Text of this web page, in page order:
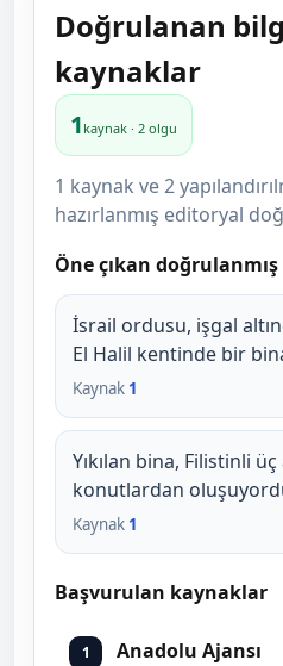
Doğrulanan
kaynaklar
1 kaynak · 2 olgu
1 kaynak ve 2
hazırlanmış editoryal
Öne çıkan
İsrail ordusu, işgal
El Halil kentinde bir
Kaynak 1
Yıkılan bina, Filistinli
konutlardan
Kaynak 1
Başvurulan kaynaklar
1 Anadolu Ajansı